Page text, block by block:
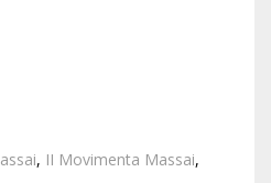
, II Movimenta Massai,